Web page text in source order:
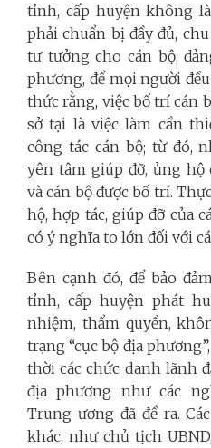
tỉnh, cấp huyện không
phải chuẩn bị đầy đủ,
tư tưởng cho cán bộ,
phương, để mọi người
thức rằng, việc bố trí cán
sở tại là việc làm cần
công tác cán bộ; từ đó,
yên tâm giúp đỡ, ủng hộ
và cán bộ được bố trí.
hộ, hợp tác, giúp đỡ của
có ý nghĩa to lớn đối với
Bên cạnh đó, để bảo
tỉnh, cấp huyện phát
nhiệm, thẩm quyền,
trạng “cục bộ địa
thời các chức danh lãnh
địa phương như các
Trung ương đã đề ra.
khác, như chủ tịch